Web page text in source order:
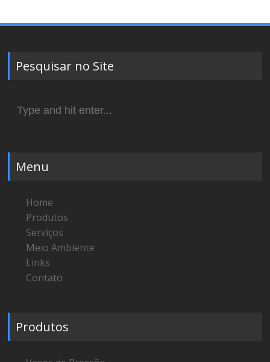
Pesquisar no Site
for:
Menu
Home
Produtos
Serviços
Meio Ambiente
Links
Contato
Produtos